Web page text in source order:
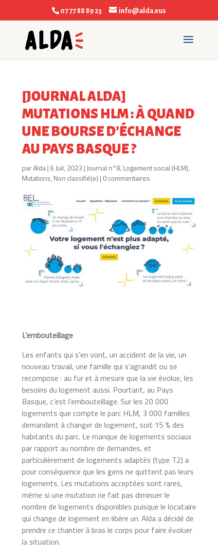
07 77 88 89 23 info@alda.eus
[JOURNAL ALDA]
MUTATIONS HLM : À QUAND
UNE BOURSE D’ÉCHANGE
AU PAYS BASQUE ?
parAlda| 6 Juil, 2023 | Journal n°8, Logement social (HLM),
Mutations, Non classifié(e) | 0 commentaires
L’embouteillage
Les enfants qui s’en vont, un accident de la vie, un
nouveau travail, une famille qui s’agrandit ou se
recompose : au fur et à mesure que la vie évolue, les
besoins du logement aussi. Pourtant, au Pays
Basque, c’est l’embouteillage. Sur les 20 000
logements que compte le parc HLM, 3 000 familles
demandent à changer de logement, soit 15 % des
habitants du parc. Le manque de logements sociaux
par rapport au nombre de demandes, et
particulièrement de logements adaptés (type T2) a
pour conséquence que les gens ne quittent pas leurs
logements. Les mutations acceptées sont rares,
même si une mutation ne fait pas diminuer le
nombre de logements disponibles puisque le locataire
qui change de logement en libère un. Alda a décidé de
prendre ce chantier à bras le corps pour faire évoluer
la situation.